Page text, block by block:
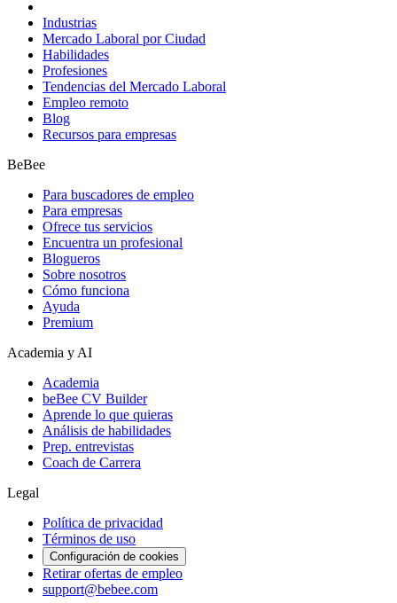
Industrias
Mercado Laboral por Ciudad
Habilidades
Profesiones
Tendencias del Mercado Laboral
Empleo remoto
Blog
Recursos para empresas
BeBee
Para buscadores de empleo
Para empresas
Ofrece tus servicios
Encuentra un profesional
Blogueros
Sobre nosotros
Cómo funciona
Ayuda
Premium
Academia y AI
Academia
beBee CV Builder
Aprende lo que quieras
Análisis de habilidades
Prep. entrevistas
Coach de Carrera
Legal
Política de privacidad
Términos de uso
Configuración de cookies
Retirar ofertas de empleo
support@bebee.com